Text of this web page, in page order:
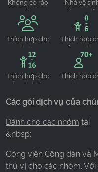
Không có rào
cản
Nhà vệ
cho người
khuyết tật
Thích hợp cho
nhóm
Thích hợp
trẻ em từ 0-6
tuổi
Thích hợp cho
thanh thiếu
tuổi
Thích hợp
người cao
Các gói dịch vụ của
Dành cho các nhóm tại
&nbsp;
Công viên Công dân và
thú vị cho các nhóm.